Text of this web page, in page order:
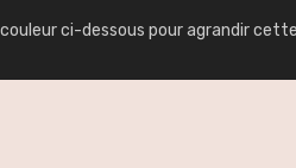
ci-dessous pour agrandir